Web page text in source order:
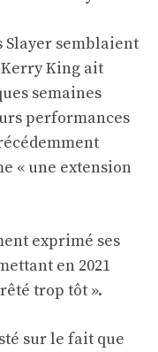
Slayer semblaient
King ait
semaines
performances
« une extension
exprimé ses
en 2021
trop tôt ».
sur le fait que